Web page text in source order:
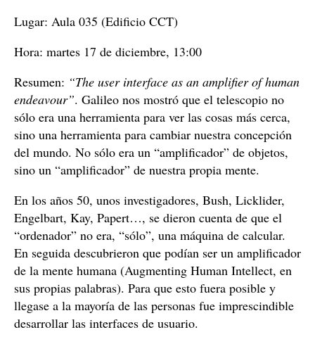
Lugar: Aula 035 (Edificio CCT)
Hora: martes 17 de diciembre, 13:00
Resumen: “The user interface as an amplifier of human
endeavour”. Galileo nos mostró que el telescopio no
sólo era una herramienta para ver las cosas más cerca,
sino una herramienta para cambiar nuestra concepción
del mundo. No sólo era un “amplificador” de objetos,
sino un “amplificador” de nuestra propia mente.
En los años 50, unos investigadores, Bush, Licklider,
Engelbart, Kay, Papert…, se dieron cuenta de que el
“ordenador” no era, “sólo”, una máquina de calcular.
En seguida descubrieron que podían ser un amplificador
de la mente humana (Augmenting Human Intellect, en
sus propias palabras). Para que esto fuera posible y
llegase a la mayoría de las personas fue imprescindible
desarrollar las interfaces de usuario.